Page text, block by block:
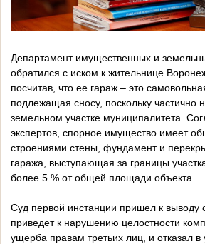
Департамент имущественных и
обратился с иском к жительнице
посчитав, что ее гараж – это
подлежащая сносу, поскольку частично
земельном участке муниципалитета.
экспертов, спорное имущество имеет
строениями стены, фундамент и
гаража, выступающая за границы
более 5 % от общей площади объекта.
Суд первой инстанции пришел к выводу
приведет к нарушению целостности
ущерба правам третьих лиц, и отказал в